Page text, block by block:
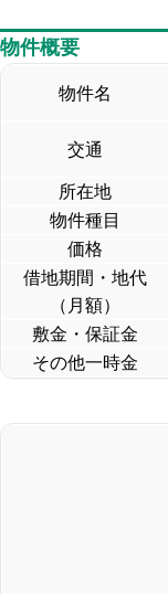
物件概要
物件名
交通
所在地
物件種目
価格
借地期間・地代
（月額）
敷金・保証金
その他一時金